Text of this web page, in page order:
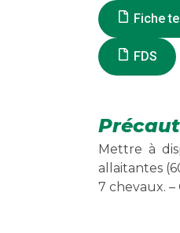
Fiche
FDS
Mettre à
allaitantes
7 chevaux.